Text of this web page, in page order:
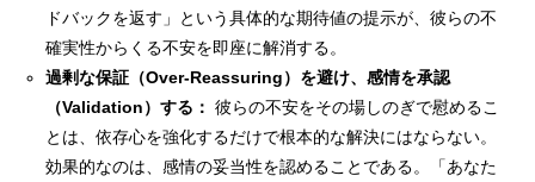
ドバックを返す」という具体的な期待値の提示が、彼らの不
確実性からくる不安を即座に解消する。
過剰な保証（Over-Reassuring）を避け、感情を承認
（Validation）する： 彼らの不安をその場しのぎで慰めるこ
とは、依存心を強化するだけで根本的な解決にはならない。
効果的なのは、感情の妥当性を認めることである。「あなた